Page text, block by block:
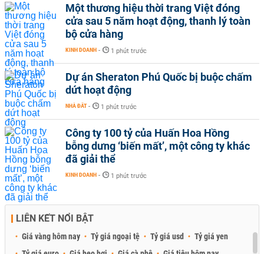
Một thương hiệu thời trang Việt đóng
cửa sau 5 năm hoạt động, thanh lý toàn
bộ cửa hàng
KINH DOANH - 1 phút trước
Dự án Sheraton Phú Quốc bị buộc chấm
dứt hoạt động
NHÀ ĐẤT - 1 phút trước
Công ty 100 tỷ của Huấn Hoa Hồng
bỗng dưng ‘biến mất’, một công ty khác
đã giải thể
KINH DOANH - 1 phút trước
LIÊN KẾT NỔI BẬT
Giá vàng hôm nay Tỷ giá ngoại tệ Tỷ giá usd
Tỷ giá yen